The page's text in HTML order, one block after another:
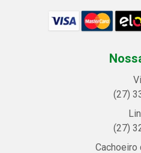
(27)
(27)
Cachoeiro